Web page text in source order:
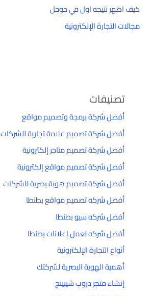
كيف اظهر نتيجه اول في جوجل
مجالات التجارة الإلكترونية
تصنيفات
أفضل شركة برمجة وتصميم مواقع
أفضل شركة تصميم علامة تجارية للشركات
أفضل شركة تصميم متاجر إلكترونية
أفضل شركة تصميم مواقع إلكترونية
أفضل شركة تصميم هوية بصرية للشركات
أفضل شركه تصميم مواقع بطنطا
أفضل شركه سيو بطنطا
أفضل شركه لعمل إعلانات بطنطا
أنواع التجارة الإلكترونية
أهمية الهوية البصرية لشركتك
إنشاء متجر دروب شيبينج